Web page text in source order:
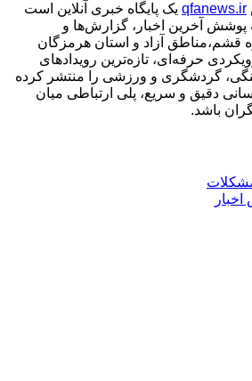
qfanews.ir یک پایگاه خبری آنلاین است
آخرین اخبار، گزارش‌ها و
قشم،مناطق آزاد و استان هرمزگان
حرفه‌ای، تازه‌ترین رویدادهای
گردشگری و ورزشی را منتشر کرده
دقیق و سریع، پلی ارتباطی میان
باشد.